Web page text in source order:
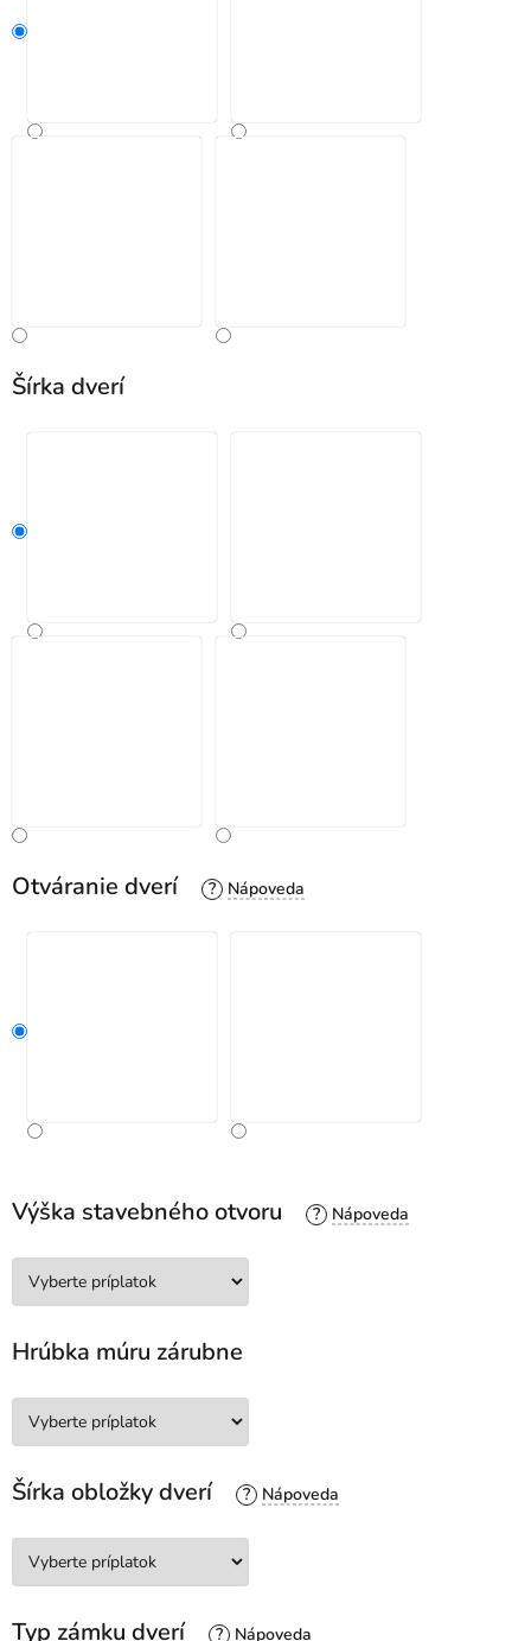
Šírka dverí
Otváranie dverí ?
Výška stavebného otvoru ?
Hrúbka múru zárubne
Šírka obložky dverí ?
Typ zámku dverí ?